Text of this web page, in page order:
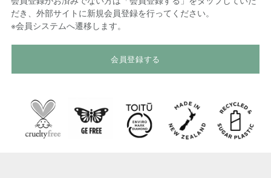
だき、外部サイトに新規会員登録を行ってください。
※会員システムへ遷移します。
会員登録する